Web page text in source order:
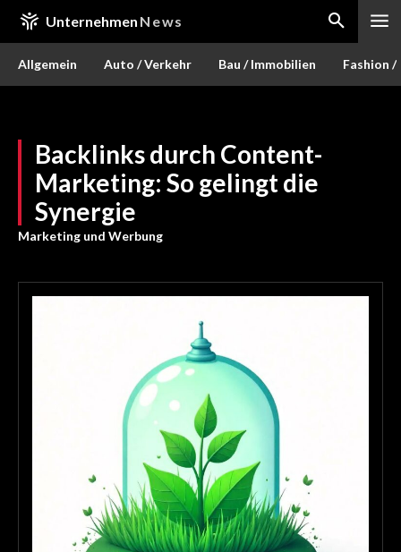
Unternehmen News
Allgemein Auto / Verkehr Bau / Immobilien Fashion /
Backlinks durch Content-
Marketing: So gelingt die
Synergie
Marketing und Werbung